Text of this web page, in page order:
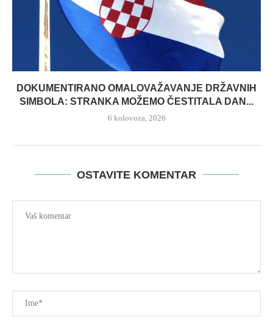
DOKUMENTIRANO OMALOVAŽAVANJE DRŽAVNIH
SIMBOLA: STRANKA MOŽEMO ČESTITALA DAN...
6 kolovoza, 2026
OSTAVITE KOMENTAR